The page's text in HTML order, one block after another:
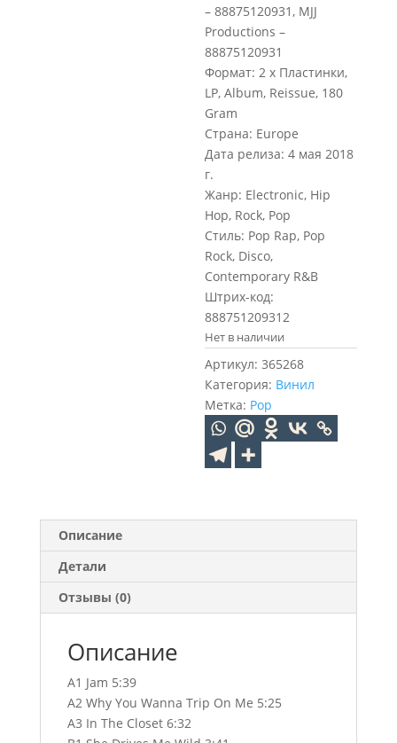
– 88875120931, MJJ
Productions –
88875120931
Формат: 2 x Пластинки,
LP, Album, Reissue, 180
Gram
Страна: Europe
Дата релиза: 4 мая 2018
г.
Жанр: Electronic, Hip
Hop, Rock, Pop
Стиль: Pop Rap, Pop
Rock, Disco,
Contemporary R&B
Штрих-код:
888751209312
Нет в наличии
Артикул:365268
Категория: Винил
Метка: Pop
Описание
Детали
Отзывы (0)
Описание
A1 Jam 5:39
A2 Why You Wanna Trip On Me 5:25
A3 In The Closet 6:32